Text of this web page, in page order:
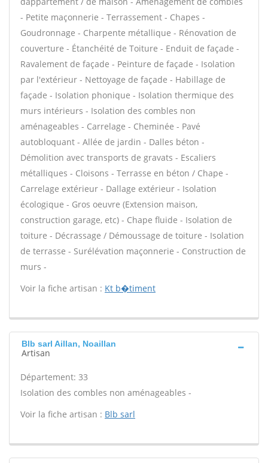
- Petite maçonnerie - Terrassement - Chapes -
Goudronnage - Charpente métallique - Rénovation de
couverture - Étanchéité de Toiture - Enduit de façade -
Ravalement de façade - Peinture de façade - Isolation
par l'extérieur - Nettoyage de façade - Habillage de
façade - Isolation phonique - Isolation thermique des
murs intérieurs - Isolation des combles non
aménageables - Carrelage - Cheminée - Pavé
autobloquant - Allée de jardin - Dalles béton -
Démolition avec transports de gravats - Escaliers
métalliques - Cloisons - Terrasse en béton / Chape -
Carrelage extérieur - Dallage extérieur - Isolation
écologique - Gros oeuvre (Extension maison,
construction garage, etc) - Chape fluide - Isolation de
toiture - Décrassage / Démoussage de toiture - Isolation
de terrasse - Surélévation maçonnerie - Construction de
murs -
Voir la fiche artisan : Kt b�timent
Blb sarl Aillan, Noaillan
Artisan
Département: 33
Isolation des combles non aménageables -
Voir la fiche artisan : Blb sarl